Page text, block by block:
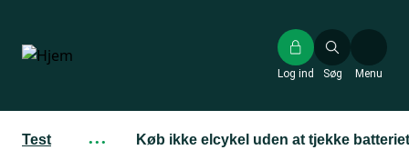
hovedindhold
Søg
Log ind Menu
Test ··· Køb ikke elcykel uden at tjekke batteriet